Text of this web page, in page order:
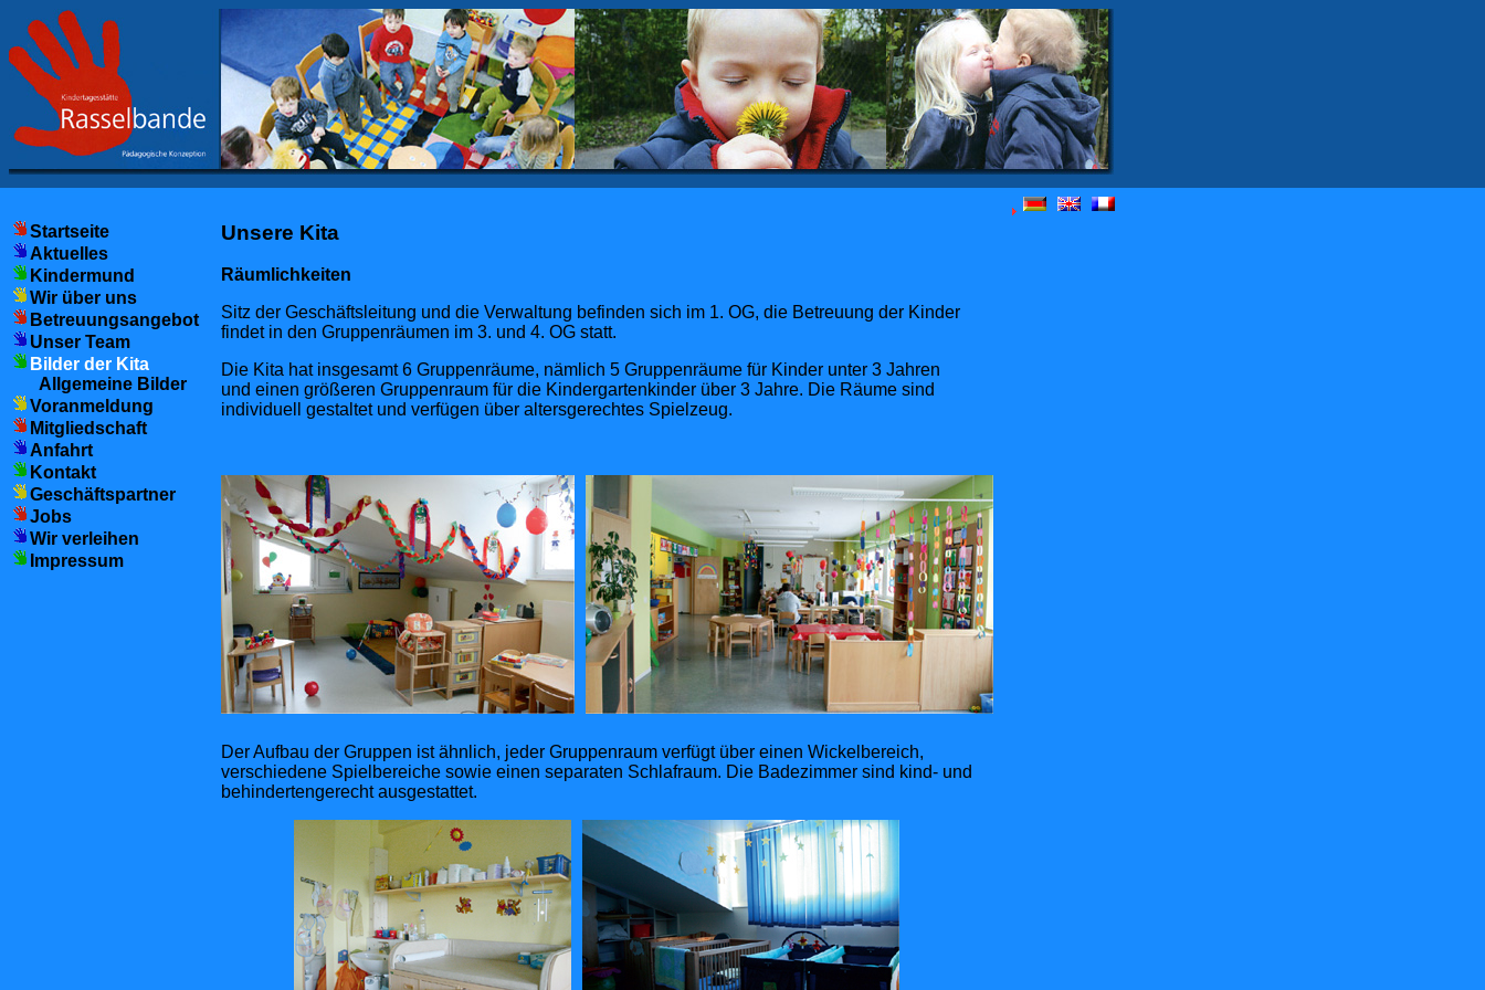
Startseite
Aktuelles
Kindermund
Wir über uns
Betreuungsangebot
Unser Team
Bilder der Kita
Allgemeine Bilder
Voranmeldung
Mitgliedschaft
Anfahrt
Kontakt
Geschäftspartner
Jobs
Wir verleihen
Impressum
Unsere Kita
Räumlichkeiten
Sitz der Geschäftsleitung und die Verwaltung befinden sich im 1. OG, die Betreuung der Kinder
findet in den Gruppenräumen im 3. und 4. OG statt.
Die Kita hat insgesamt 6 Gruppenräume, nämlich 5 Gruppenräume für Kinder unter 3 Jahren
und einen größeren Gruppenraum für die Kindergartenkinder über 3 Jahre. Die Räume sind
individuell gestaltet und verfügen über altersgerechtes Spielzeug.
Der Aufbau der Gruppen ist ähnlich, jeder Gruppenraum verfügt über einen Wickelbereich,
verschiedene Spielbereiche sowie einen separaten Schlafraum. Die Badezimmer sind kind- und
behindertengerecht ausgestattet.